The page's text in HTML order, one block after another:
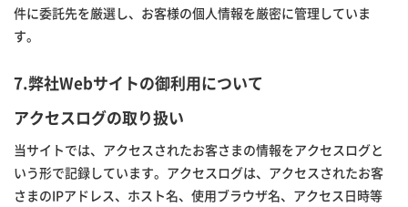
件に委託先を厳選し、お客様の個人情報を厳密に管理していま
す。
7.弊社Webサイトの御利用について
アクセスログの取り扱い
当サイトでは、アクセスされたお客さまの情報をアクセスログと
いう形で記録しています。アクセスログは、アクセスされたお客
さまのIPアドレス、ホスト名、使用ブラウザ名、アクセス日時等